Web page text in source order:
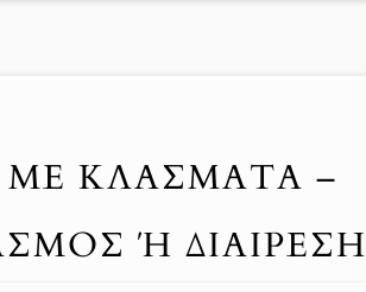
ΚΛΆΣΜΑΤΑ –
Ή ΔΙΑΊΡΕΣΗ;